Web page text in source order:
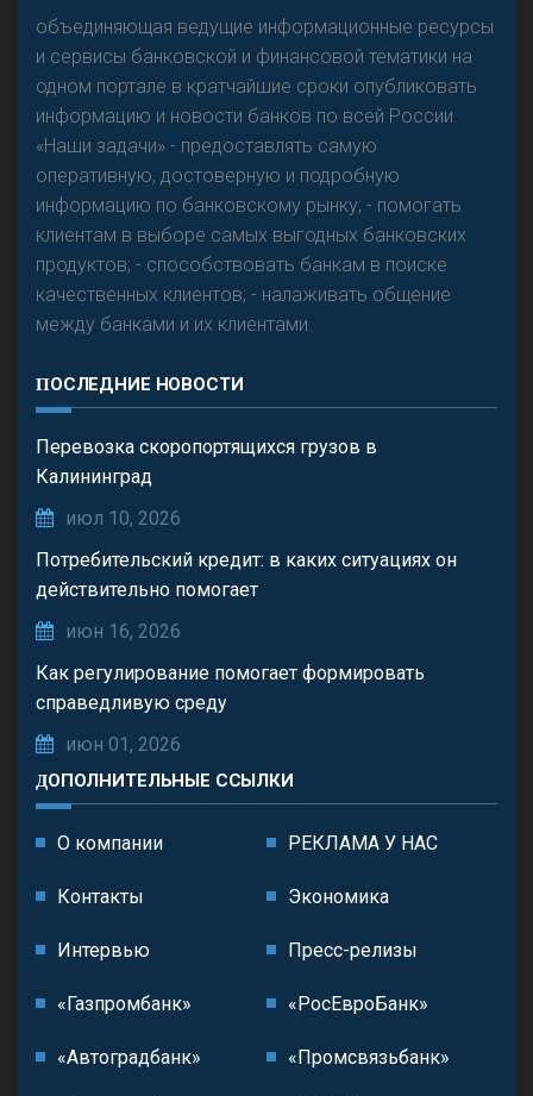
объединяющая ведущие информационные ресурсы
и сервисы банковской и финансовой тематики на
одном портале в кратчайшие сроки опубликовать
информацию и новости банков по всей России.
«Наши задачи» - предоставлять самую
оперативную, достоверную и подробную
информацию по банковскому рынку; - помогать
клиентам в выборе самых выгодных банковских
продуктов; - способствовать банкам в поиске
качественных клиентов; - налаживать общение
между банками и их клиентами.
ПОСЛЕДНИЕ НОВОСТИ
Перевозка скоропортящихся грузов в
Калининград
июл 10, 2026
Потребительский кредит: в каких ситуациях он
действительно помогает
июн 16, 2026
Как регулирование помогает формировать
справедливую среду
июн 01, 2026
ДОПОЛНИТЕЛЬНЫЕ ССЫЛКИ
О компании РЕКЛАМА У НАС
Контакты Экономика
Интервью Пресс-релизы
«Газпромбанк» «РосЕвроБанк»
«Автоградбанк» «Промсвязьбанк»